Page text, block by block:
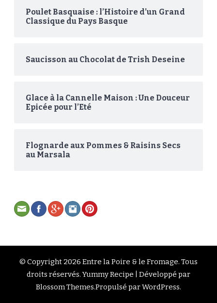
Poulet Basquaise : l’Histoire d’un Grand
Classique du Pays Basque
Saucisson au Chocolat de Trish Deseine
Glace à la Cannelle Maison : Une Douceur
Epicée pour l’Eté
Flognarde aux Pommes & Raisins Secs
au Marsala
© Copyright 2026 Entre la Poire & le Fromage. Tous
droits réservés.Yummy Recipe | Développé par
Blossom Themes.Propulsé parWordPress.